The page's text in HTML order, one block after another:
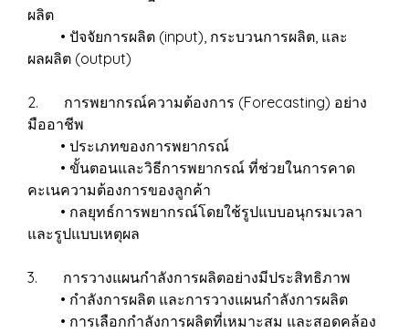
ผลิต
• ปัจจัยการผลิต (input), กระบวนการผลิต, และ
ผลผลิต (output)
2. การพยากรณ์ความต้องการ (Forecasting) อย่าง
มืออาชีพ
• ประเภทของการพยากรณ์
• ขั้นตอนและวิธีการพยากรณ์ ที่ช่วยในการคาด
คะเนความต้องการของลูกค้า
• กลยุทธ์การพยากรณ์โดยใช้รูปแบบอนุกรมเวลา
และรูปแบบเหตุผล
3. การวางแผนกำลังการผลิตอย่างมีประสิทธิภาพ
• กำลังการผลิต และการวางแผนกำลังการผลิต
• การเลือกกำลังการผลิตที่เหมาะสม และสอดคล้อง